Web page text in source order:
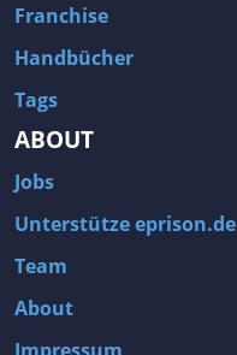
Franchise
Handbücher
Tags
ABOUT
Jobs
Unterstütze eprison.de
Team
About